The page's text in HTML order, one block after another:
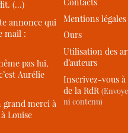
(…)
annonce qui
mail :
pas lui,
Aurélie
grand merci à
Louise
Contacts
Mentions légales
Ours
Utilisation des
d’auteurs
Inscrivez-vous
de la RdR
ni contenu)